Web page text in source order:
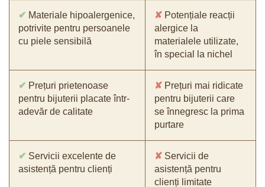
✔ Materiale hipoalergenice,
potrivite pentru persoanele
cu piele sensibilă
✘ Potențiale reacții
alergice la
materialele utilizate,
în special la nichel
✔ Prețuri prietenoase
pentru bijuterii placate într-
adevăr de calitate
✘ Prețuri mai ridicate
pentru bijuterii care
se înnegresc la prima
purtare
✔ Servicii excelente de
asistență pentru clienți
✘ Servicii de
asistență pentru
clienți limitate